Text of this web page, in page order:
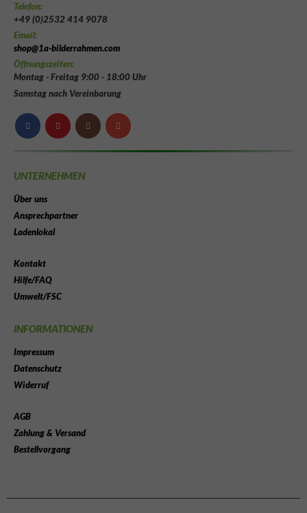
Telefon:
+49 (0)2532 414 9078
Email:
shop@1a-bilderrahmen.com
Öffnungszeiten:
Montag - Freitag 9:00 - 18:00 Uhr
Samstag nach Vereinbarung
UNTERNEHMEN
Über uns
Ansprechpartner
Ladenlokal
Kontakt
Hilfe/FAQ
Umwelt/FSC
INFORMATIONEN
Impressum
Datenschutz
Widerruf
AGB
Zahlung & Versand
Bestellvorgang